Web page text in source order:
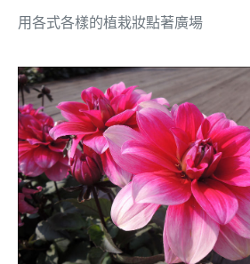
用各式各樣的植栽妝點著廣場